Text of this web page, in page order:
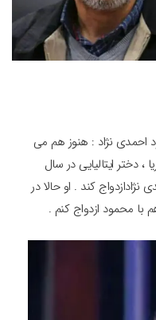
احمدی نژاد : هنوز هم می
، دختر ایتالیایی در سال
نژادازدواج کند . او حالا در